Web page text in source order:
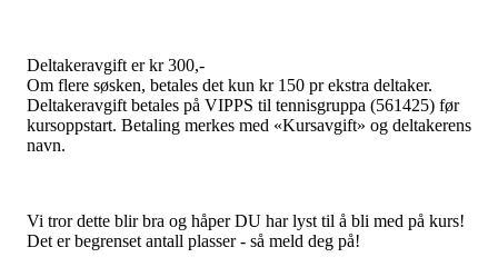
Deltakeravgift er kr 300,-
Om flere søsken, betales det kun kr 150 pr ekstra deltaker.
Deltakeravgift betales på VIPPS til tennisgruppa (561425) før
kursoppstart. Betaling merkes med «Kursavgift» og deltakerens
navn.
Vi tror dette blir bra og håper DU har lyst til å bli med på kurs!
Det er begrenset antall plasser - så meld deg på!